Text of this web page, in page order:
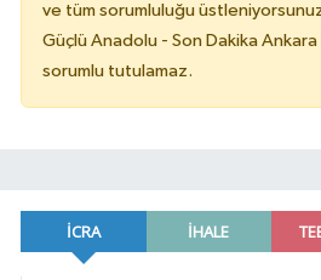
ve tüm sorumluluğu
Güçlü Anadolu - Son Dakika
sorumlu tutulamaz.